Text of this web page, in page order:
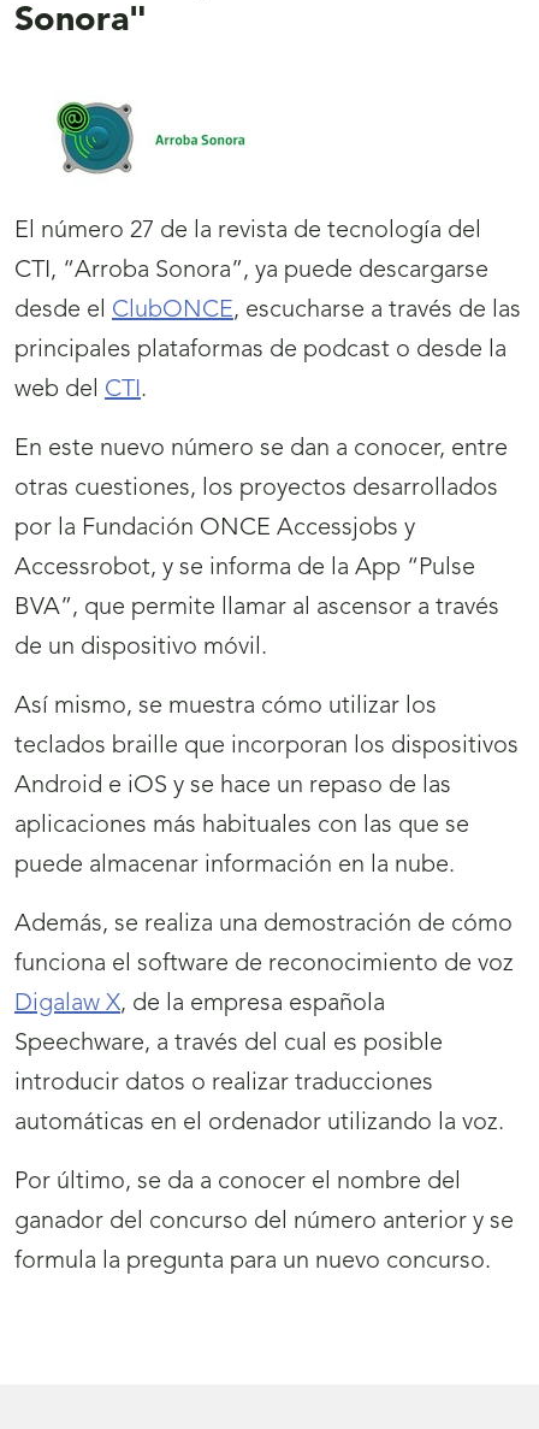
Sonora"
El número 27 de la revista de tecnología del
CTI, “Arroba Sonora”, ya puede descargarse
desde el ClubONCE, escucharse a través de las
principales plataformas de podcast o desde la
web del CTI.
En este nuevo número se dan a conocer, entre
otras cuestiones, los proyectos desarrollados
por la Fundación ONCE Accessjobs y
Accessrobot, y se informa de la App “Pulse
BVA”, que permite llamar al ascensor a través
de un dispositivo móvil.
Así mismo, se muestra cómo utilizar los
teclados braille que incorporan los dispositivos
Android e iOS y se hace un repaso de las
aplicaciones más habituales con las que se
puede almacenar información en la nube.
Además, se realiza una demostración de cómo
funciona el software de reconocimiento de voz
Digalaw X, de la empresa española
Speechware, a través del cual es posible
introducir datos o realizar traducciones
automáticas en el ordenador utilizando la voz.
Por último, se da a conocer el nombre del
ganador del concurso del número anterior y se
formula la pregunta para un nuevo concurso.